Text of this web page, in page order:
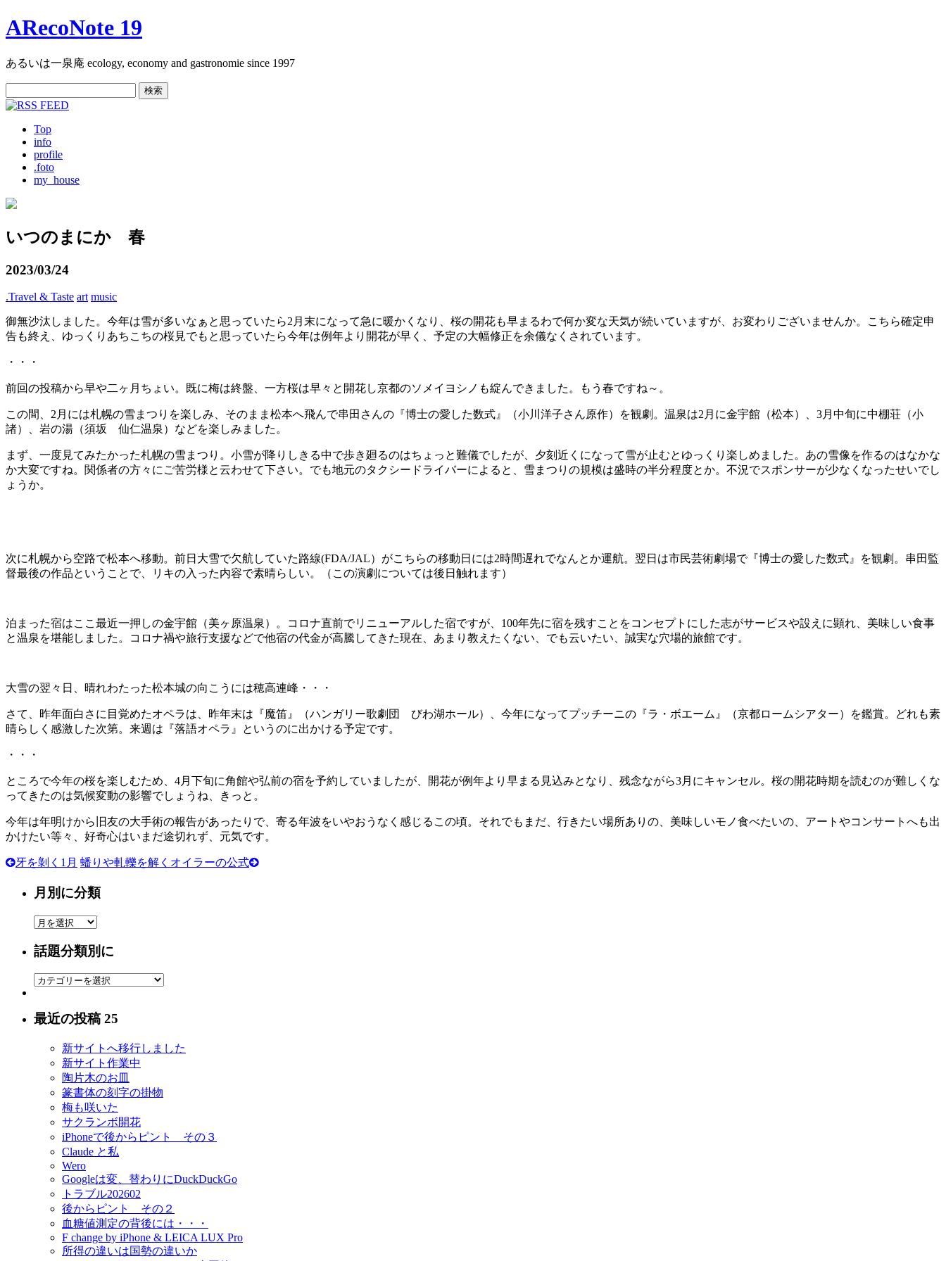
ARecoNote 19
あるいは一泉庵 ecology, economy and gastronomie since 1997
索:
Top
info
profile
.foto
my_house
いつのまにか 春
2023/03/24
.Travel & Taste art music
御無沙汰しました。今年は雪が多いなぁと思っていたら2月末になって急に暖かくなり、桜の開花も早まるわで何か変な天気が続いていますが、お変わりございませんか。こちら確定申
告も終え、ゆっくりあちこちの桜見でもと思っていたら今年は例年より開花が早く、予定の大幅修正を余儀なくされています。
・・・
前回の投稿から早や二ヶ月ちょい。既に梅は終盤、一方桜は早々と開花し京都のソメイヨシノも綻んできました。もう春ですね～。
この間、2月には札幌の雪まつりを楽しみ、そのまま松本へ飛んで串田さんの『博士の愛した数式』（小川洋子さん原作）を観劇。温泉は2月に金宇館（松本）、3月中旬に中棚荘（小
諸）、岩の湯（須坂 仙仁温泉）などを楽しみました。
まず、一度見てみたかった札幌の雪まつり。小雪が降りしきる中で歩き廻るのはちょっと難儀でしたが、夕刻近くになって雪が止むとゆっくり楽しめました。あの雪像を作るのはなかな
か大変ですね。関係者の方々にご苦労様と云わせて下さい。でも地元のタクシードライバーによると、雪まつりの規模は盛時の半分程度とか。不況でスポンサーが少なくなったせいでし
ょうか。
次に札幌から空路で松本へ移動。前日大雪で欠航していた路線(FDA/JAL）がこちらの移動日には2時間遅れでなんとか運航。翌日は市民芸術劇場で『博士の愛した数式』を観劇。串田監
督最後の作品ということで、リキの入った内容で素晴らしい。（この演劇については後日触れます）
泊まった宿はここ最近一押しの金宇館（美ヶ原温泉）。コロナ直前でリニューアルした宿ですが、100年先に宿を残すことをコンセプトにした志がサービスや設えに顕れ、美味しい食事
と温泉を堪能しました。コロナ禍や旅行支援などで他宿の代金が高騰してきた現在、あまり教えたくない、でも云いたい、誠実な穴場的旅館です。
大雪の翌々日、晴れわたった松本城の向こうには穂高連峰・・・
さて、昨年面白さに目覚めたオペラは、昨年末は『魔笛』（ハンガリー歌劇団 びわ湖ホール）、今年になってプッチーニの『ラ・ボエーム』（京都ロームシアター）を鑑賞。どれも素
晴らしく感激した次第。来週は『落語オペラ』というのに出かける予定です。
・・・
ところで今年の桜を楽しむため、4月下旬に角館や弘前の宿を予約していましたが、開花が例年より早まる見込みとなり、残念ながら3月にキャンセル。桜の開花時期を読むのが難しくな
ってきたのは気候変動の影響でしょうね、きっと。
今年は年明けから旧友の大手術の報告があったりで、寄る年波をいやおうなく感じるこの頃。それでもまだ、行きたい場所ありの、美味しいモノ食べたいの、アートやコンサートへも出
かけたい等々、好奇心はいまだ途切れず、元気です。
牙を剝く1月 蟠りや軋轢を解くオイラーの公式
月別に分類
月
に
類
話題分類別に
話
類
最近の投稿 25
新サイトへ移行しました
新サイト作業中
陶片木のお皿
篆書体の刻字の掛物
梅も咲いた
サクランボ開花
iPhoneで後からピント その３
Claude と私
Wero
Googleは変、替わりにDuckDuckGo
トラブル202602
後からピント その２
血糖値測定の背後には・・・
F change by iPhone & LEICA LUX Pro
所得の違いは国勢の違いか